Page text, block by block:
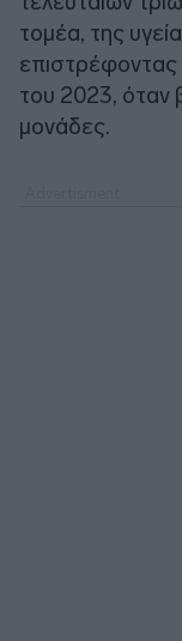
τομέα, της
επιστρέφοντας
του 2023, όταν
μονάδες.